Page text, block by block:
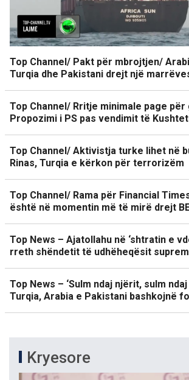
Top Channel/ Pakt për mbrojtjen/
Turqia dhe Pakistani drejt një
Top Channel/ Rritje minimale page
Propozimi i PS pas vendimit të
Top Channel/ Aktivistja turke lihet në
Rinas, Turqia e kërkon për terrorizëm
Top Channel/ Rama për Financial
është në momentin më të mirë drejt
Top News – Ajatollahu në ‘shtratin e
rreth shëndetit të udhëheqësit suprem
Top News – ‘Sulm ndaj njërit, sulm
Turqia, Arabia e Pakistani bashkojnë
Kryesore